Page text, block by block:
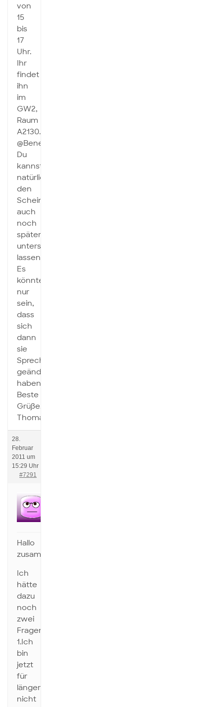
von
15
bis
17
Uhr.
Ihr
findet
ihn
im
GW2,
Raum
A2130.
@Benedikt:
Du
kannst
natürlich
den
Schein
auch
noch
später
unterschreiben
lassen.
Es
könnte
nur
sein,
dass
sich
dann
sie
Sprechzeiten
geändert
haben.
Beste
Grüße,
Thomas
28.
Februar
2011 um
15:29 Uhr
#7291
Hallo
zusammen!
Ich
hätte
dazu
noch
zwei
Fragen:
1.Ich
bin
jetzt
für
länger
nicht